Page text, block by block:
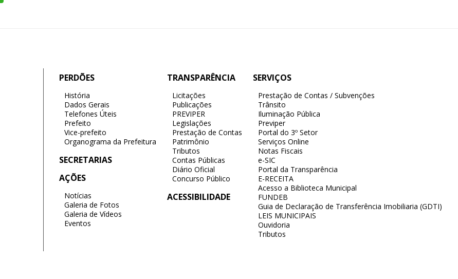
PERDÕES
História
Dados Gerais
Telefones Úteis
Prefeito
Vice-prefeito
Organograma da Prefeitura
SECRETARIAS
AÇÕES
Notícias
Galeria de Fotos
Galeria de Vídeos
Eventos
TRANSPARÊNCIA
Licitações
Publicações
PREVIPER
Legislações
Prestação de Contas
Patrimônio
Tributos
Contas Públicas
Diário Oficial
Concurso Público
ACESSIBILIDADE
SERVIÇOS
Prestação de Contas / Subvenções
Trânsito
Iluminação Pública
Previper
Portal do 3º Setor
Serviços Online
Notas Fiscais
e-SIC
Portal da Transparência
E-RECEITA
Acesso a Biblioteca Municipal
FUNDEB
Guia de Declaração de Transferência Imobiliaria (GDTI)
LEIS MUNICIPAIS
Ouvidoria
Tributos